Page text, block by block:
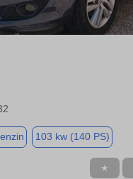
103 kw (140 PS)
★